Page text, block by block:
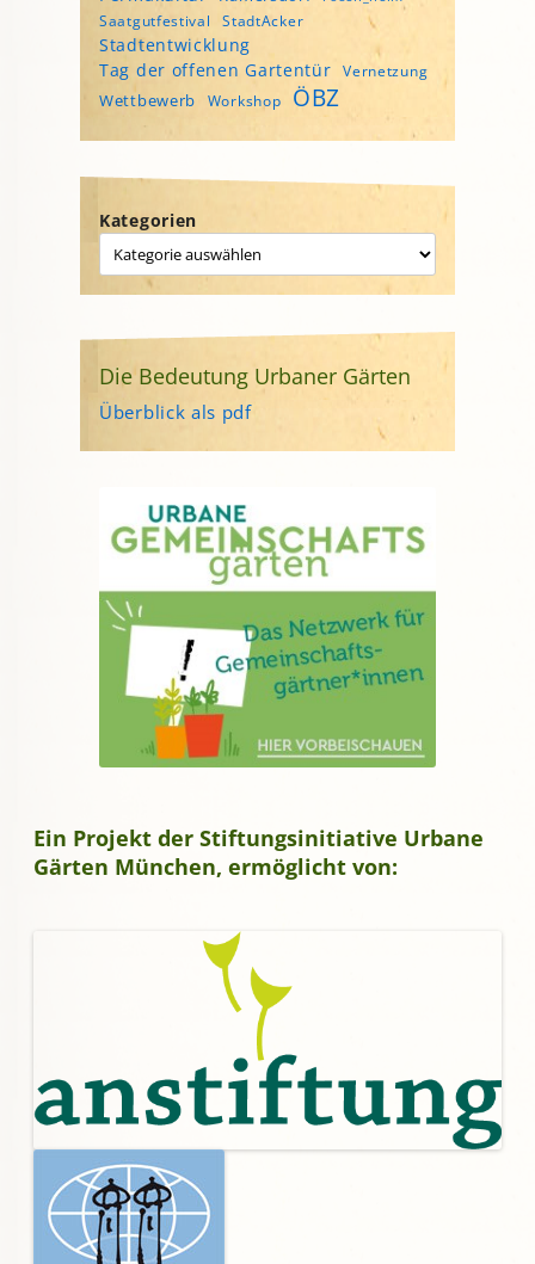
Saatgutfestival StadtAcker
Stadtentwicklung
Tag der offenen Gartentür
Vernetzung
Wettbewerb Workshop ÖBZ
Kategorien
Die Bedeutung Urbaner Gärten
Überblick als pdf
Ein Projekt der Stiftungsinitiative Urbane
Gärten München, ermöglicht von: